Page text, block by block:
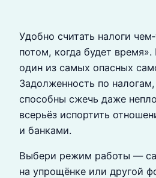
Удобно считать налоги
потом, когда будет
один из самых опасных
Задолженность по
способны сжечь даже
всерьёз испортить
и банками.
Выбери режим работы —
на упрощёнке или другой